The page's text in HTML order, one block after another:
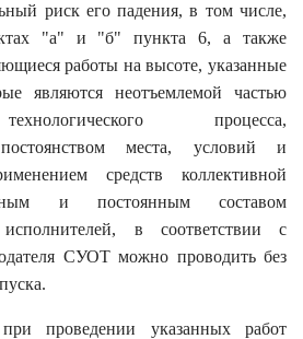
риск его падения, в том числе,
"а" и "б" пункта 6, а также
работы на высоте, указанные
являются неотъемлемой частью
процесса,
постоянством места, условий и
средств коллективной
и постоянным составом
в соответствии с
СУОТ можно проводить без
проведении указанных работ